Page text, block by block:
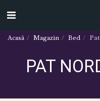
Acasă Magazin Bed
PAT